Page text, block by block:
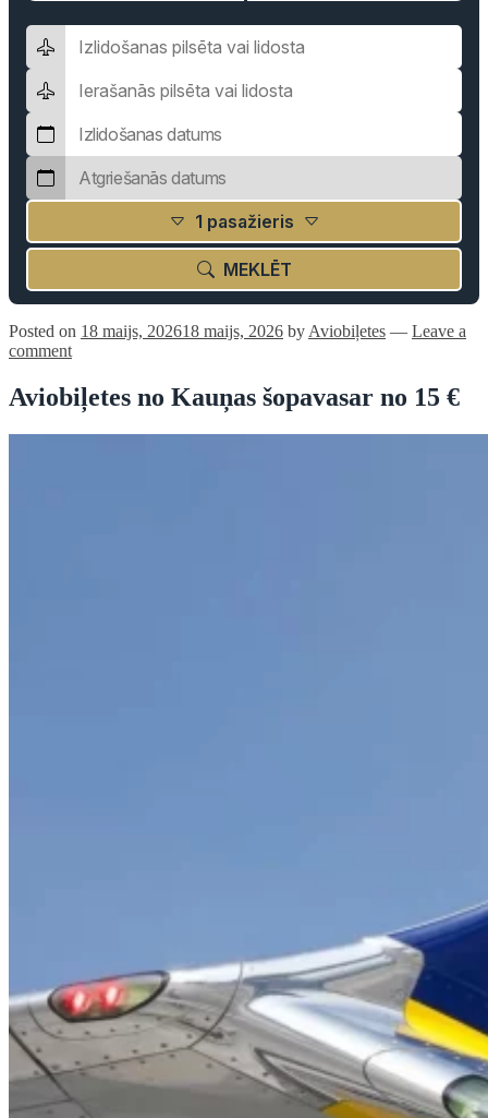
1 pasažieris
MEKLĒT
Posted on 18 maijs, 202618 maijs, 2026 by Aviobiļetes — Leave a
comment
Aviobiļetes no Kauņas šopavasar no 15 €